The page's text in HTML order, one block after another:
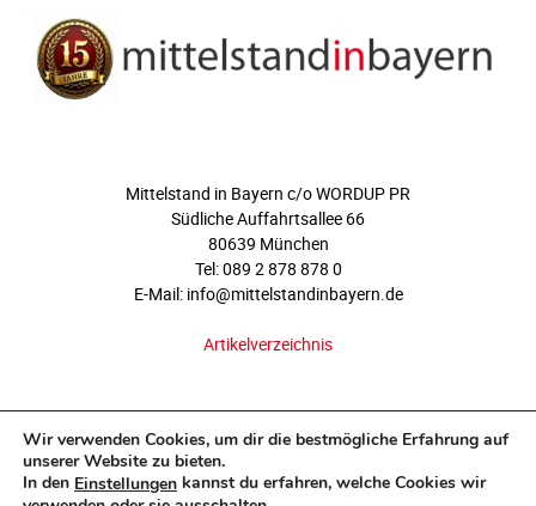
Mittelstand in Bayern c/o WORDUP PR
Südliche Auffahrtsallee 66
80639 München
Tel: 089 2 878 878 0
E-Mail: info@mittelstandinbayern.de
Artikelverzeichnis
Wir verwenden Cookies, um dir die bestmögliche Erfahrung auf
unserer Website zu bieten.
In den Einstellungen kannst du erfahren, welche Cookies wir